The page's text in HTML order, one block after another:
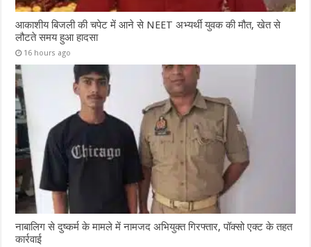
आकाशीय बिजली की चपेट में आने से NEET अभ्यर्थी युवक की मौत, खेत से
लौटते समय हुआ हादसा
16 hours ago
नाबालिग से दुष्कर्म के मामले में नामजद अभियुक्त गिरफ्तार, पॉक्सो एक्ट के तहत
कार्रवाई